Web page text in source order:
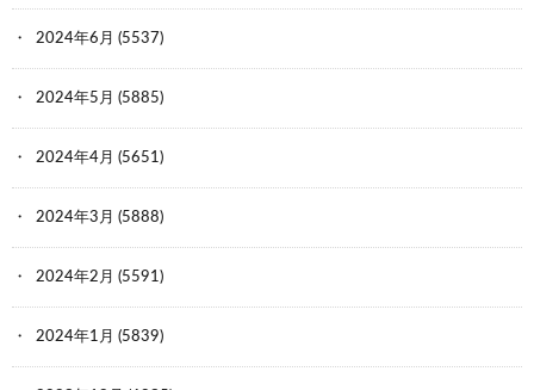
2024年6月 (5537)
2024年5月 (5885)
2024年4月 (5651)
2024年3月 (5888)
2024年2月 (5591)
2024年1月 (5839)